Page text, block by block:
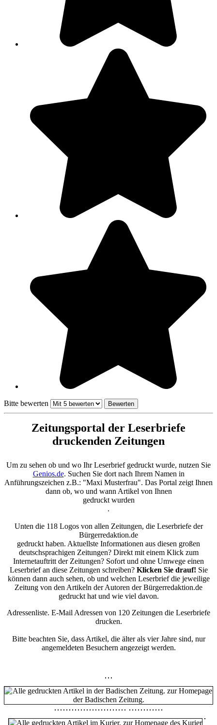
Bitte bewerten
Zeitungsportal der Leserbriefe
druckenden Zeitungen
Um zu sehen ob und wo Ihr Leserbrief gedruckt wurde, nutzen Sie
Genios.de. Suchen Sie dort nach Ihrem Namen in
Anführungszeichen z.B.: "Maxi Musterfrau". Das Portal zeigt Ihnen
dann ob, wo und wann Artikel von Ihnen
gedruckt wurden
.
Unten die 118 Logos von allen Zeitungen, die Leserbriefe der
Bürgerredaktion.de
gedruckt haben. Aktuellste Informationen aus diesen großen
deutschsprachigen Zeitungen? Direkt mit einem Klick zum
Internetauftritt der Zeitungen? Sofort und ohne Umwege einen
Leserbrief an diese Zeitungen schreiben? Klicken Sie drauf! Sie
können dann auch sehen, ob und welchen Leserbrief die jeweilige
Zeitung von den Artikeln der Autoren der Bürgerredaktion.de
gedruckt hat und wie viel davon.
Adressenliste. E-Mail Adressen von 120 Zeitungen die Leserbriefe
drucken.
Bitte beachten Sie, dass Artikel, die älter als vier Jahre sind, nur
angemeldeten Besuchern angezeigt werden.